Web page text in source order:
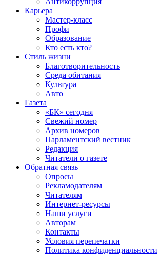
Карьера
Мастер-класс
Профи
Образование
Кто есть кто?
Стиль жизни
Благотворительность
Среда обитания
Культура
Авто
Газета
«БК» сегодня
Свежий номер
Архив номеров
Парламентский вестник
Редакция
Читатели о газете
Обратная связь
Опросы
Рекламодателям
Читателям
Интернет-ресурсы
Наши услуги
Авторам
Контакты
Условия перепечатки
Политика конфиденциальности